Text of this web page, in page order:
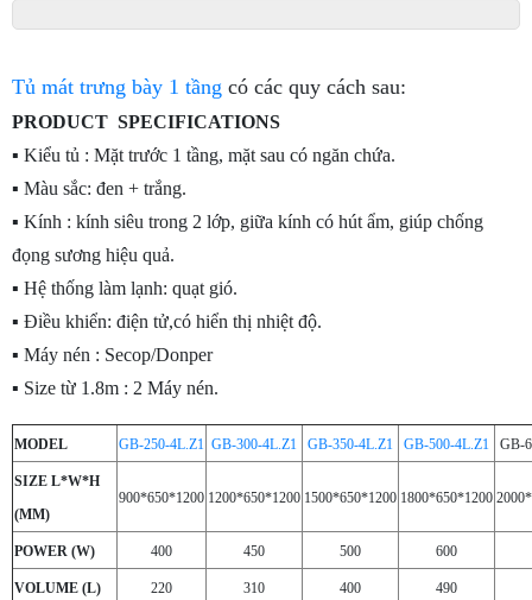
Tủ mát trưng bày 1 tầng có các quy cách sau:
PRODUCT SPECIFICATIONS
▪ Kiểu tủ : Mặt trước 1 tầng, mặt sau có ngăn chứa.
▪ Màu sắc: đen + trắng.
▪ Kính : kính siêu trong 2 lớp, giữa kính có hút ẩm, giúp chống
đọng sương hiệu quả.
▪ Hệ thống làm lạnh: quạt gió.
▪ Điều khiển: điện tử,có hiển thị nhiệt độ.
▪ Máy nén : Secop/Donper
▪ Size từ 1.8m : 2 Máy nén.
MODEL GB-250-4L.Z1 GB-300-4L.Z1 GB-350-4L.Z1 GB-500-4L.Z1 GB-
SIZE L*W*H
(MM)
900*650*1200 1200*650*1200 1500*650*1200 1800*650*1200
POWER (W) 400 450 500 600
VOLUME (L) 220 310 400 490